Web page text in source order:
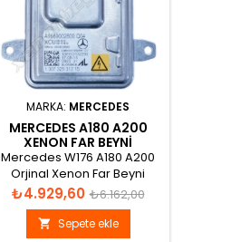
MARKA: MERCEDES
MERCEDES A180 A200
XENON FAR BEYNI
A1669002800
Mercedes W176 A180 A200
Orjinal Xenon Far Beyni
Katalog görünümü
Fiyat
₺4.929,60 Normal
fiyat
₺6.162,00
 Sepete ekle